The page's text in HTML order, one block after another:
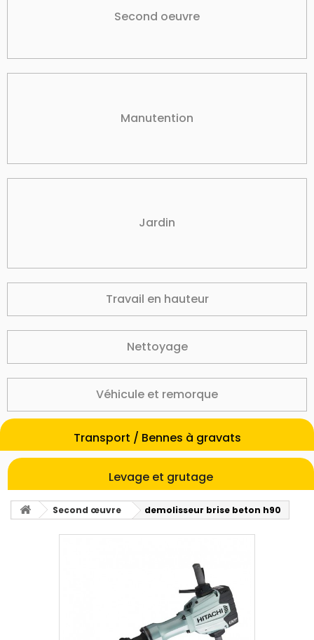
Second oeuvre
Manutention
Jardin
Travail en hauteur
Nettoyage
Véhicule et remorque
Transport / Bennes à gravats
Levage et grutage
Second œuvre demolisseur brise beton h90